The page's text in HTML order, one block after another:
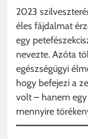
2023
éles fájdalmat
egy
nevezte. Azóta
egészségügyi
hogy befejezi a
volt – hanem
mennyire